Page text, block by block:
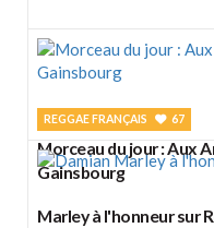
REGGAE FRANÇAIS 67
Morceau du jour : Aux
Gainsbourg
Marley à l'honneur sur